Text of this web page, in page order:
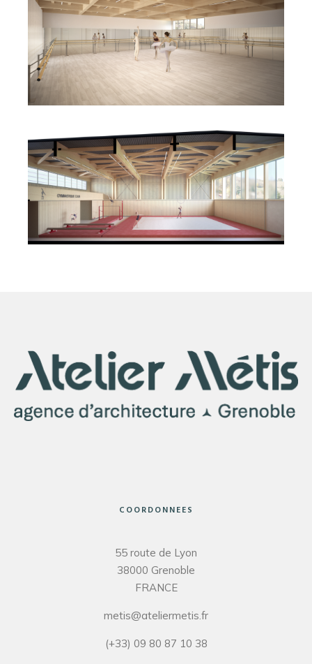
COORDONNEES
55 route de Lyon
38000 Grenoble
FRANCE
metis@ateliermetis.fr
(+33) 09 80 87 10 38